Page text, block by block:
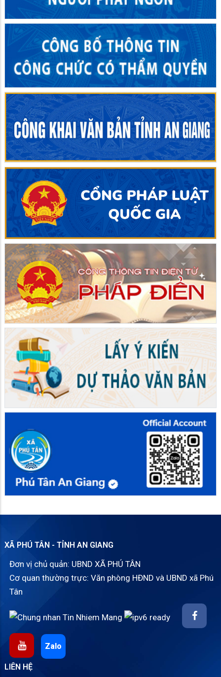
XÃ PHÚ TÂN - TỈNH AN GIANG
Đơn vị chủ quản: UBND XÃ PHÚ TÂN
Cơ quan thường trực: Văn phòng HĐND và UBND xã Phú
Tân
Zalo
LIÊN HỆ